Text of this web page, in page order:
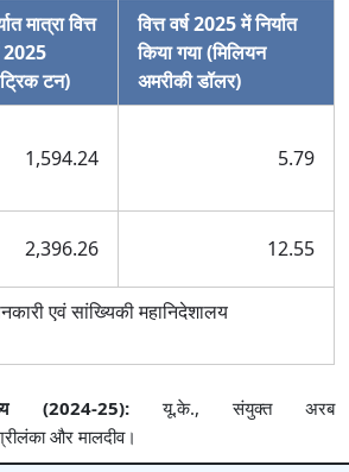
मात्रा वित्त
2025
टन)
वित्त वर्ष 2025 में निर्यात
किया गया (मिलियन
अमरीकी डॉलर)
1,594.24 5.79
2,396.26 12.55
एवं सांख्‍यिकी महानिदेशालय
(2024-25):यू.के., संयुक्त अरब
और मालदीव।